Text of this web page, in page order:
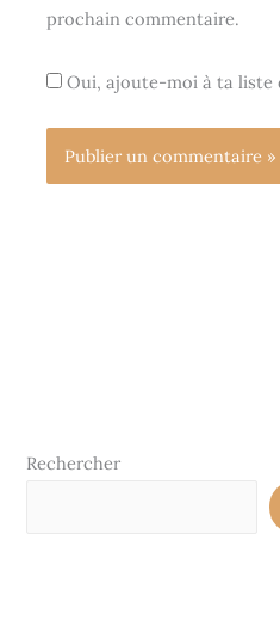
prochain commentaire.
Oui, ajoute-moi à ta liste
Rechercher